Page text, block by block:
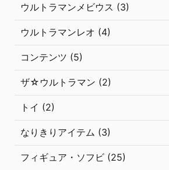
ウルトラマンメビウス (3)
ウルトラマンレオ (4)
コンテンツ (5)
ザ☆ウルトラマン (2)
トイ (2)
なりきりアイテム (3)
フィギュア・ソフビ (25)